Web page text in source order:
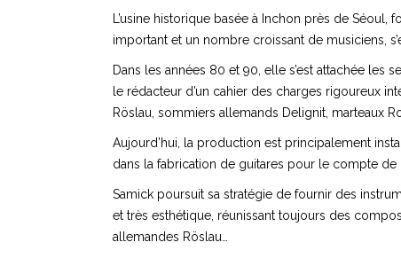
L’usine historique basée à Inchon près de
important et un nombre croissant de musiciens,
Dans les années 80 et 90, elle s’est attachée les
le rédacteur d’un cahier des charges rigoureux
Röslau, sommiers allemands Delignit, marteaux
Aujourd’hui, la production est principalement
dans la fabrication de guitares pour le compte de
Samick poursuit sa stratégie de fournir des
et très esthétique, réunissant toujours des
allemandes Röslau…